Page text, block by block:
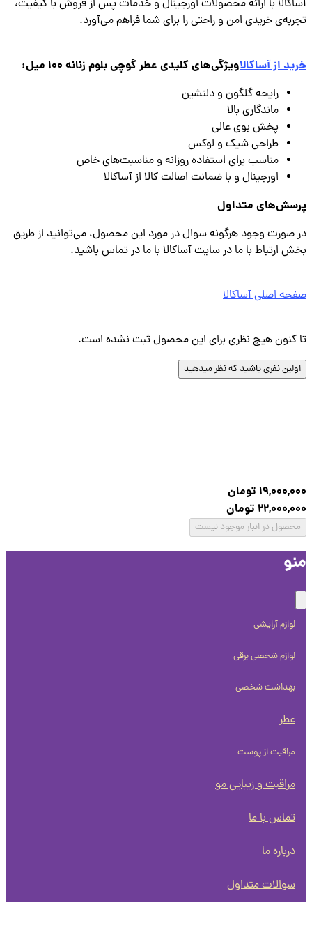
با ارائه محصولات اورجینال و خدمات پس از فروش با کیفیت،
خریدی امن و راحتی را برای شما فراهم می‌آورد.
از آساکالاویژگی‌های کلیدی عطر گوچی بلوم زنانه ۱۰۰ میل:
رایحه گلگون و دلنشین
ماندگاری بالا
پخش بوی عالی
طراحی شیک و لوکس
مناسب برای استفاده روزانه و مناسبت‌های خاص
اورجینال و با ضمانت اصالت کالا از آساکالا
متداول
وجود هرگونه سوال در مورد این محصول، می‌توانید از طریق
ارتباط با ما در سایت آساکالا با ما در تماس باشید.
اصلی آساکالا
کنون هیچ نظری برای این محصول ثبت نشده است.
نفری باشید که نظر میدهید
تومان
تومان
در انبار موجود نیست
لوازم آرایشی
لوازم شخصی برقی
بهداشت شخصی
مراقبت از پوست
مراقبت و زیبایی مو
تماس با ما
درباره ما
سوالات متداول